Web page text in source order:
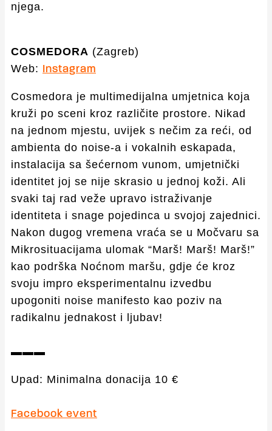
njega.
COSMEDORA (Zagreb)
Web: Instagram
Cosmedora je multimedijalna umjetnica koja
kruži po sceni kroz različite prostore. Nikad
na jednom mjestu, uvijek s nečim za reći, od
ambienta do noise-a i vokalnih eskapada,
instalacija sa šećernom vunom, umjetnički
identitet joj se nije skrasio u jednoj koži. Ali
svaki taj rad veže upravo istraživanje
identiteta i snage pojedinca u svojoj zajednici.
Nakon dugog vremena vraća se u Močvaru sa
Mikrosituacijama ulomak “Marš! Marš! Marš!”
kao podrška Noćnom maršu, gdje će kroz
svoju impro eksperimentalnu izvedbu
upogoniti noise manifesto kao poziv na
radikalnu jednakost i ljubav!
▬▬▬
Upad: Minimalna donacija 10 €
Facebook event